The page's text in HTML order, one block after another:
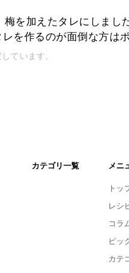
を加えたタレにしまし
を作るのが面倒な方は
ています。
カテゴリ一覧 メニ
トッ
レシ
コラ
ピッ
カテ